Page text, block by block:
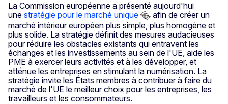
La Commission européenne a présenté aujourd'hui
une stratégie pour le marché unique
afin de créer un
marché intérieur européen plus simple, plus homogène et
plus solide. La stratégie définit des mesures audacieuses
pour réduire les obstacles existants qui entravent les
échanges et les investissements au sein de l'UE, aide les
PME à exercer leurs activités et à les développer, et
atténue les entreprises en stimulant la numérisation. La
stratégie invite les États membres à contribuer à faire du
marché de l'UE le meilleur choix pour les entreprises, les
travailleurs et les consommateurs.